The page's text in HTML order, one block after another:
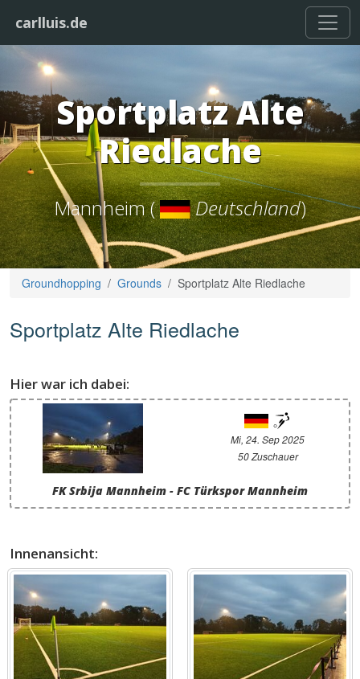
carlluis.de
Sportplatz Alte
Riedlache
Mannheim ( Deutschland)
Groundhopping Grounds Sportplatz Alte Riedlache
Sportplatz Alte Riedlache
Hier war ich dabei:
Mi, 24. Sep 2025
50 Zuschauer
FK Srbija Mannheim - FC Türkspor Mannheim
Innenansicht: